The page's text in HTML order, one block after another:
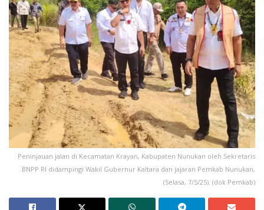
Peninjauan jalan di Kecamatan Krayan, Kabupaten Nunukan oleh Sekretaris
BNPP RI didampingi Wakil Gubernur Kaltara dan jajaran Pemkab Nunukan,
(Selasa, 7/5/25). (dok Pemkab)